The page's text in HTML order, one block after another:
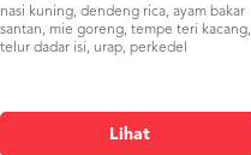
nasi kuning, dendeng rica, ayam bakar
santan, mie goreng, tempe teri kacang,
telur dadar isi, urap, perkedel
Lihat